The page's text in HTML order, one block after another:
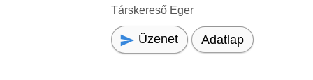
Társkereső Eger
Üzenet Adatlap